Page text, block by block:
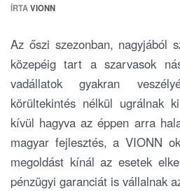
ÍRTAVIONN
Az őszi szezonban, nagyjából
közepéig tart a szarvasok
vadállatok gyakran
körültekintés nélkül ugrálnak
kívül hagyva az éppen arra
magyar fejlesztés, a VIONN
megoldást kínál az esetek
pénzügyi garanciát is vállalnak